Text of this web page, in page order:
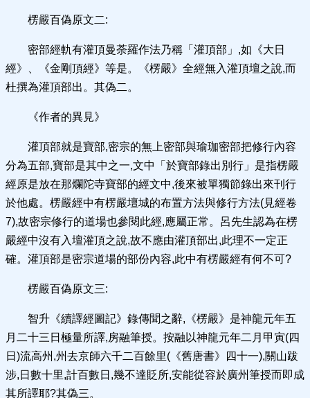
楞嚴百偽原文二:
密部經軌有灌頂曼荼羅作法乃稱「灌頂部」,如《大日
經》、《金剛頂經》等是。《楞嚴》全經無入灌頂壇之說,而
杜撰為灌頂部出。其偽二。
《作者的異見》
灌頂部就是寶部,密宗的無上密部與瑜珈密部把修行內容
分為五部,寶部是其中之一,文中「於寶部錄出別行」是指楞嚴
經原是放在那爛陀寺寶部的經文中,後來被單獨節錄出來刊行
於他處。楞嚴經中有楞嚴壇城的布置方法與修行方法(見經卷
7),故密宗修行的道場也參閱此經,應屬正常。呂先生認為在楞
嚴經中沒有入壇灌頂之說,故不應由灌頂部出,此理不一定正
確。灌頂部是密宗道場的部份內容,此中有楞嚴經有何不可?
楞嚴百偽原文三:
智升《續譯經圖記》錄傳聞之辭,《楞嚴》是神龍元年五
月二十三日極量所譯,房融筆授。按融以神龍元年二月甲寅(四
日)流高州,州去京師六千二百餘里(《舊唐書》四十一),關山跋
涉,日數十里,計百數日,幾不達貶所,安能從容於廣州筆授而即成
其所譯耶?其偽三。